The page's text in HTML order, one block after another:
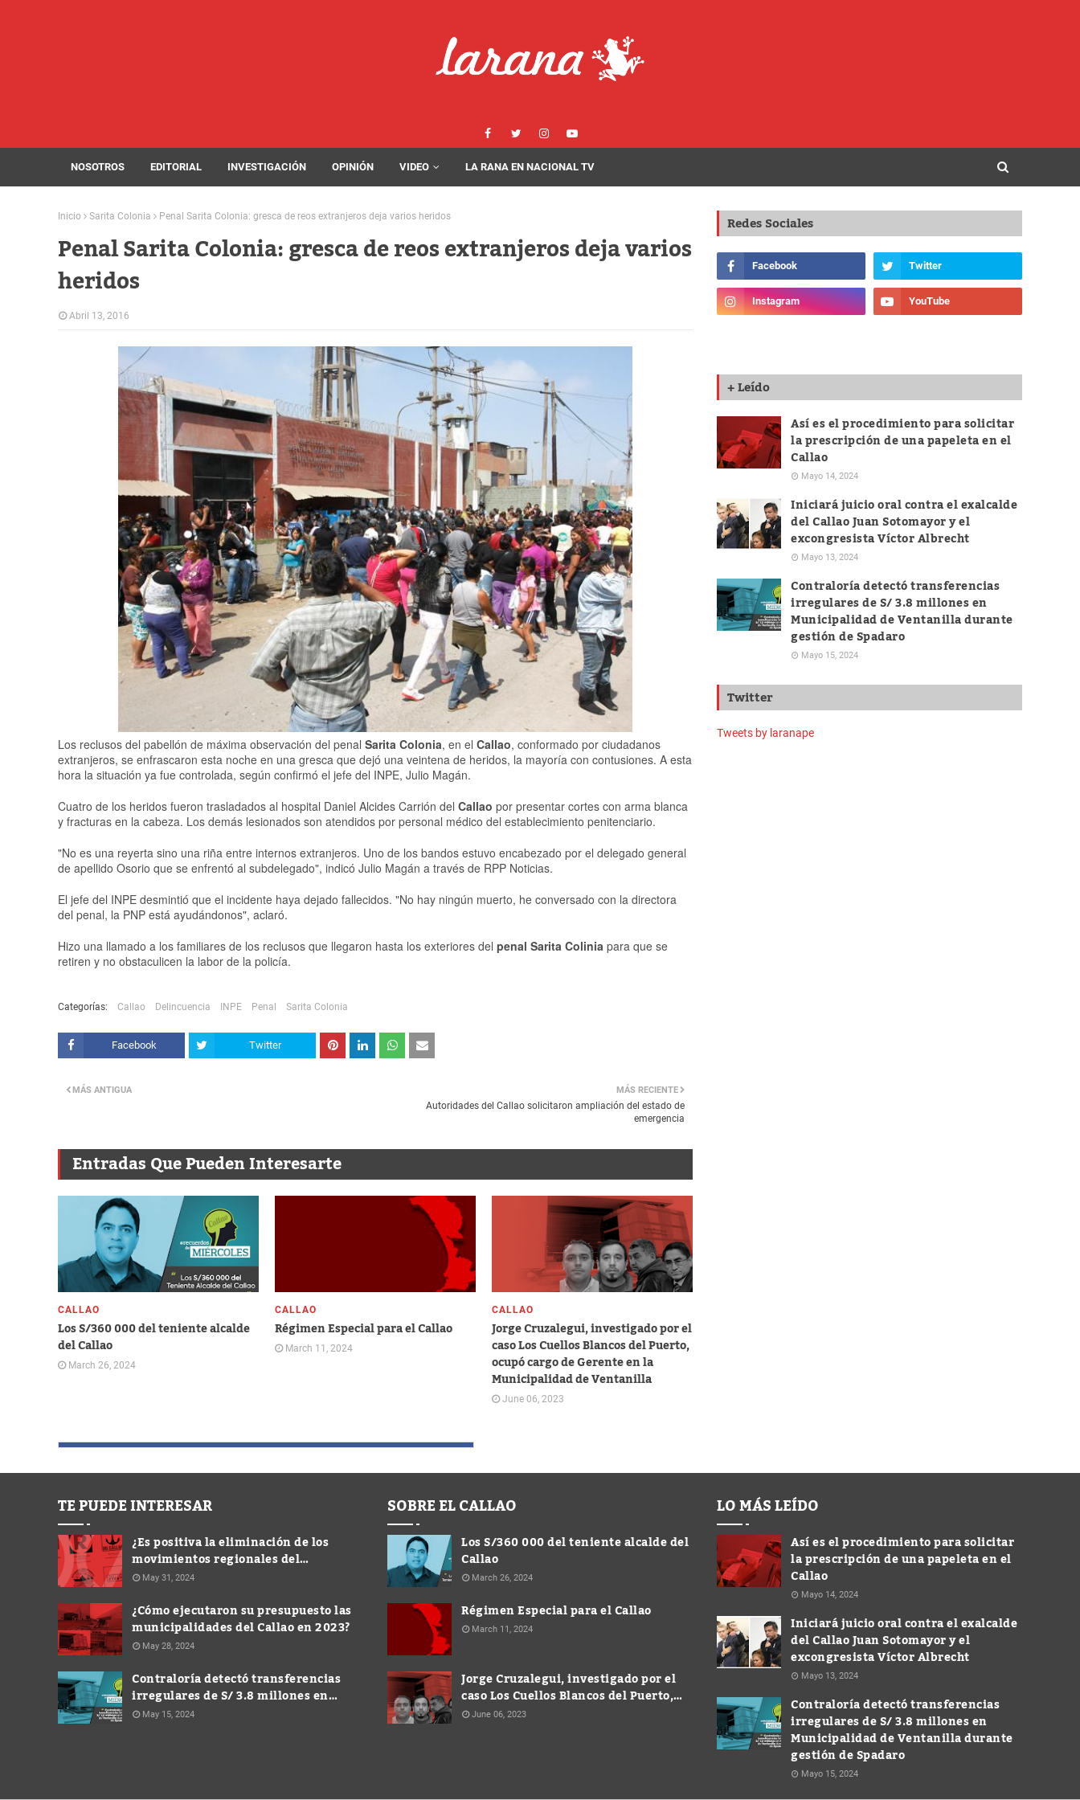
NOSOTROS EDITORIAL INVESTIGACIÓN OPINIÓN VIDEO LA RANA EN NACIONAL TV
Inicio Sarita Colonia Penal Sarita Colonia: gresca de reos extranjeros deja varios heridos
Penal Sarita Colonia: gresca de reos extranjeros deja varios
heridos
Abril 13, 2016
Los reclusos del pabellón de máxima observación del penal Sarita Colonia, en el Callao, conformado por ciudadanos
extranjeros, se enfrascaron esta noche en una gresca que dejó una veintena de heridos, la mayoría con contusiones. A esta
hora la situación ya fue controlada, según confirmó el jefe del INPE, Julio Magán.
Cuatro de los heridos fueron trasladados al hospital Daniel Alcides Carrión del Callao por presentar cortes con arma blanca
y fracturas en la cabeza. Los demás lesionados son atendidos por personal médico del establecimiento penitenciario.
"No es una reyerta sino una riña entre internos extranjeros. Uno de los bandos estuvo encabezado por el delegado general
de apellido Osorio que se enfrentó al subdelegado", indicó Julio Magán a través de RPP Noticias.
El jefe del INPE desmintió que el incidente haya dejado fallecidos. "No hay ningún muerto, he conversado con la directora
del penal, la PNP está ayudándonos", aclaró.
Hizo una llamado a los familiares de los reclusos que llegaron hasta los exteriores del penal Sarita Colinia para que se
retiren y no obstaculicen la labor de la policía.
Categorías: Callao Delincuencia INPE Penal Sarita Colonia
Facebook Twitter
MÁS RECIENTE
Autoridades del Callao solicitaron ampliación del estado de
emergencia
MÁS ANTIGUA
Entradas Que Pueden Interesarte
CALLAO
Los S/360 000 del teniente alcalde
del Callao
March 26, 2024
CALLAO
Régimen Especial para el Callao
March 11, 2024
CALLAO
Jorge Cruzalegui, investigado por el
caso Los Cuellos Blancos del Puerto,
ocupó cargo de Gerente en la
Municipalidad de Ventanilla
June 06, 2023
Redes Sociales
+ Leído
Así es el procedimiento para solicitar
la prescripción de una papeleta en el
Callao
Mayo 14, 2024
Iniciará juicio oral contra el exalcalde
del Callao Juan Sotomayor y el
excongresista Víctor Albrecht
Mayo 13, 2024
Contraloría detectó transferencias
irregulares de S/ 3.8 millones en
Municipalidad de Ventanilla durante
gestión de Spadaro
Mayo 15, 2024
Twitter
Tweets by laranape
TE PUEDE INTERESAR
¿Es positiva la eliminación de los
movimientos regionales del
panorama electoral?
May 31, 2024
¿Cómo ejecutaron su presupuesto las
municipalidades del Callao en 2023?
May 28, 2024
Contraloría detectó transferencias
irregulares de S/ 3.8 millones en
Municipalidad de Ventanilla durante
May 15, 2024
SOBRE EL CALLAO
Los S/360 000 del teniente alcalde del
Callao
March 26, 2024
Régimen Especial para el Callao
March 11, 2024
Jorge Cruzalegui, investigado por el
caso Los Cuellos Blancos del Puerto,
ocupó cargo de Gerente en la
June 06, 2023
LO MÁS LEÍDO
Así es el procedimiento para solicitar
la prescripción de una papeleta en el
Callao
Mayo 14, 2024
Iniciará juicio oral contra el exalcalde
del Callao Juan Sotomayor y el
excongresista Víctor Albrecht
Mayo 13, 2024
Contraloría detectó transferencias
irregulares de S/ 3.8 millones en
Municipalidad de Ventanilla durante
gestión de Spadaro
Mayo 15, 2024